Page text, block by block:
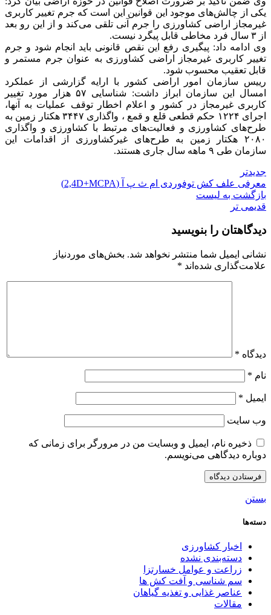
یکی از چالش‌های موجود این قوانین این است که جرم تغییر کاربری
غیرمجاز اراضی کشاورزی را جرم آنی تلقی می‌کند و از این رو بعد
از ۳ سال فرد مخاطی قابل پیگرد نیست.
وی ادامه داد: پیگیری رفع این نقص قانونی باید انجام شود و جرم
تغییر کاربری غیرمجاز اراضی کشاورزی به عنوان جرم مستمر و
قابل تعقیب محسوب شود.
رییس سازمان امور اراضی کشور با ارایه گزارشی از عملکرد
امسال این سازمان ابراز داشت: شناسایی ۵۷ هزار مورد تغییر
کاربری غیرمجاز در کشور و اعلام اخطار توقف عملیات به آنها،
اجرای ۱۲۲۴ حکم قطعی قلع و قمع ، واگذاری ۳۴۴۷ هکتار زمین به
طرح‌های کشاورزی و فعالیت‌های مرتبط با کشاورزی و واگذاری
۲۰۸۰ هکتار زمین به طرح‌های غیرکشاورزی از اقدامات این
سازمان طی ۹ ماهه سال جاری هستند.
جدیدتر
معرفی علف کش توفوردی ام ث پ آ (2,4D+MCPA)
بازگشت به لیست
قدیمی تر
دیدگاهتان را بنویسید
نشانی ایمیل شما منتشر نخواهد شد. بخش‌های موردنیاز
علامت‌گذاری شده‌اند *
دیدگاه *
نام *
ایمیل *
وب‌ سایت
ذخیره نام، ایمیل و وبسایت من در مرورگر برای زمانی که
دوباره دیدگاهی می‌نویسم.
بستن
دسته‌ها
اخبار کشاورزی
دسته‌بندی نشده
زراعت و عوامل خسارتزا
سم شناسی و آفت کش ها
عناصر غذایی و تغذیه گیاهان
مقالات